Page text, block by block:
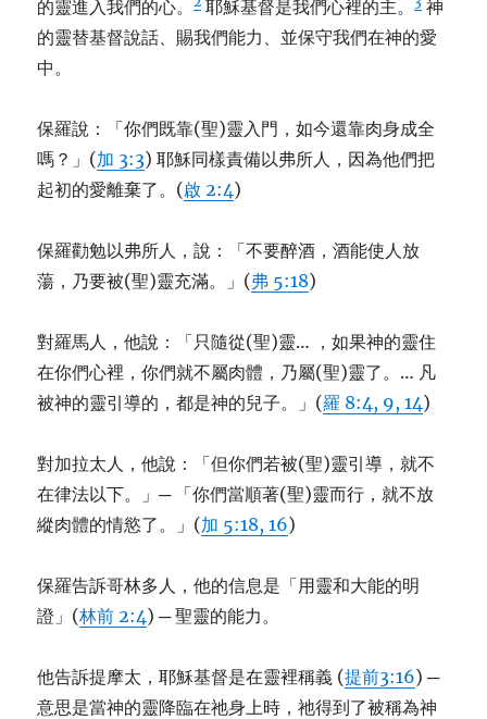
的靈進入我們的心。 耶穌基督是我們心裡的主。 神
的靈替基督說話、賜我們能力、並保守我們在神的愛
中。
保羅說：「你們既靠(聖)靈入門，如今還靠肉身成全
嗎？」(加 3:3) 耶穌同樣責備以弗所人，因為他們把
起初的愛離棄了。(啟 2:4)
保羅勸勉以弗所人，說：「不要醉酒，酒能使人放
蕩，乃要被(聖)靈充滿。」(弗 5:18)
對羅馬人，他說：「只隨從(聖)靈… ，如果神的靈住
在你們心裡，你們就不屬肉體，乃屬(聖)靈了。… 凡
被神的靈引導的，都是神的兒子。」(羅 8:4, 9, 14)
對加拉太人，他說：「但你們若被(聖)靈引導，就不
在律法以下。」─ 「你們當順著(聖)靈而行，就不放
縱肉體的情慾了。」(加 5:18, 16)
保羅告訴哥林多人，他的信息是「用靈和大能的明
證」(林前 2:4) ─ 聖靈的能力。
他告訴提摩太，耶穌基督是在靈裡稱義 (提前3:16) ─
意思是當神的靈降臨在祂身上時，祂得到了被稱為神